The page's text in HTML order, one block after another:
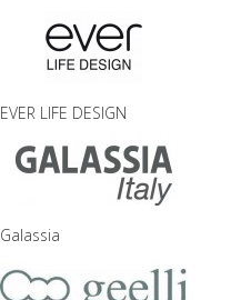
EVER LIFE DESIGN
Galassia